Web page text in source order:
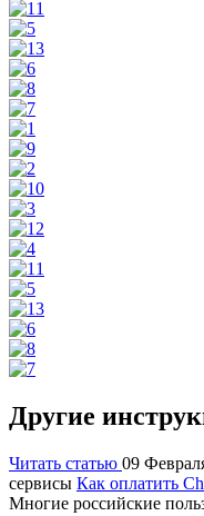
Другие
Читать статью 09
сервисы Как оплатить
Многие российские